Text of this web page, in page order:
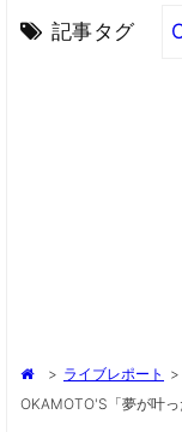
記事タグ
> ライブレポート >
OKAMOTO'S「夢が叶